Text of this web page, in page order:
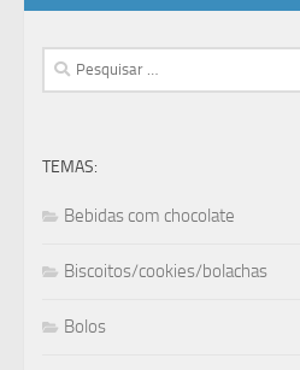
Pesquisar
por:
TEMAS:
Bebidas com chocolate
Biscoitos/cookies/bolachas
Bolos